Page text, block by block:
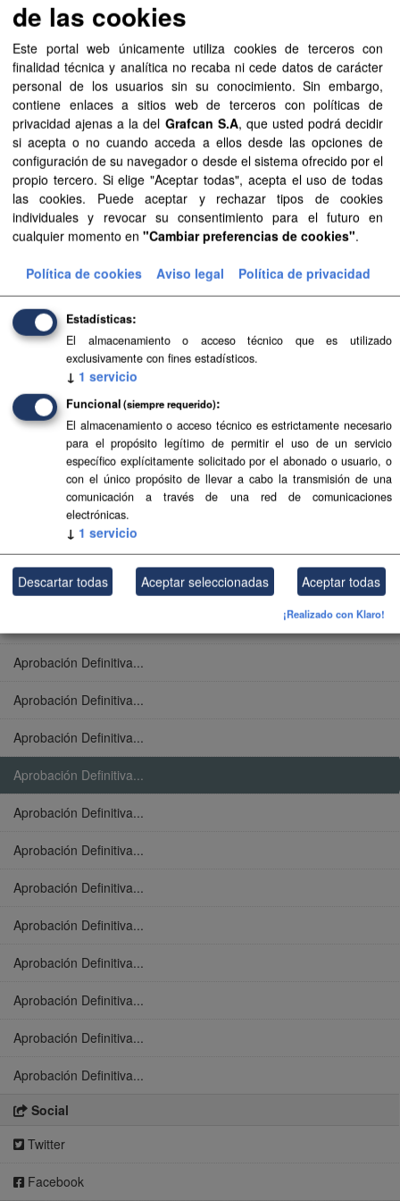
Recursos
Aprobación Definitiva...
Aprobación Definitiva...
Aprobación Definitiva...
Aprobación Definitiva...
Aprobación Definitiva...
Aprobación Definitiva...
Aprobación Definitiva...
Aprobación Definitiva...
Aprobación Definitiva...
Aprobación Definitiva...
Aprobación Definitiva...
Aprobación Definitiva...
Aprobación Definitiva...
Aprobación Definitiva...
Aprobación Definitiva...
Aprobación Definitiva...
Aprobación Definitiva...
Aprobación Definitiva...
Aprobación Definitiva...
Aprobación Definitiva...
Aprobación Definitiva...
Aprobación Definitiva...
Aprobación Definitiva...
Aprobación Definitiva...
Aprobación Definitiva...
Social
Twitter
Facebook
de las cookies
Este portal web únicamente utiliza cookies de terceros con
finalidad técnica y analítica no recaba ni cede datos de carácter
personal de los usuarios sin su conocimiento. Sin embargo,
contiene enlaces a sitios web de terceros con políticas de
privacidad ajenas a la del Grafcan S.A, que usted podrá decidir
si acepta o no cuando acceda a ellos desde las opciones de
configuración de su navegador o desde el sistema ofrecido por el
propio tercero. Si elige "Aceptar todas", acepta el uso de todas
las cookies. Puede aceptar y rechazar tipos de cookies
individuales y revocar su consentimiento para el futuro en
cualquier momento en "Cambiar preferencias de cookies".
Política de cookies Aviso legal Política de privacidad
Estadísticas
El almacenamiento o acceso técnico que es utilizado
exclusivamente con fines estadísticos.
↓ 1 servicio
Funcional (siempre requerido)
El almacenamiento o acceso técnico es estrictamente necesario
para el propósito legítimo de permitir el uso de un servicio
específico explícitamente solicitado por el abonado o usuario, o
con el único propósito de llevar a cabo la transmisión de una
comunicación a través de una red de comunicaciones
electrónicas.
↓ 1 servicio
Descartar todas Aceptar seleccionadas Aceptar todas
¡Realizado con Klaro!